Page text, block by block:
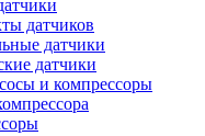
датчиков
датчики
датчики
и компрессоры